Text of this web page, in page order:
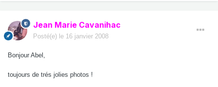
Jean Marie Cavanihac
Posté(e) le 16 janvier 2008
Bonjour Abel,
toujours de trés jolies photos !